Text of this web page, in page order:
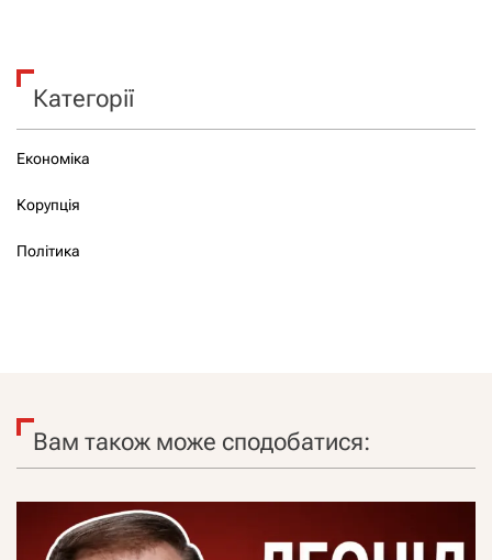
Категорії
Економіка
Корупція
Політика
Вам також може сподобатися: